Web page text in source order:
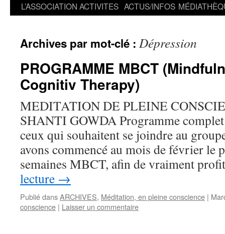
L’ASSOCIATION ACTIVITES ACTUS/INFOS
Archives par mot-clé : Dépression
PROGRAMME MBCT
Cognitiv Therapy)
MEDITATION DE PLEINE
SHANTI GOWDA Programme complet
ceux qui souhaitent se joindre au
avons commencé au mois de février le
semaines MBCT, afin de vraiment
lecture →
Publié dansARCHIVES, Méditation, en pleine conscience |
conscience | Laisser un commentaire